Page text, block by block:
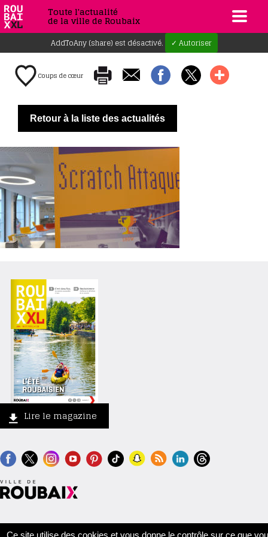
Toute l'actualité
de la ville de Roubaix
AddToAny (share) est désactivé. ✓ Autoriser
Coups de cœur
Retour à la liste des actualités
Lire le magazine
Contact Crédits Mentions légales Accessibilité
Ce site utilise des cookies et vous donne le contrôle sur ce que